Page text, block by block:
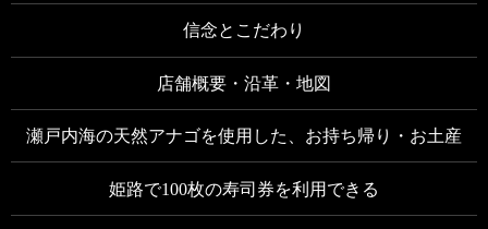
信念とこだわり
店舗概要・沿革・地図
瀬戸内海の天然アナゴを使用した、お持ち帰り・お土産
姫路で100枚の寿司券を利用できる